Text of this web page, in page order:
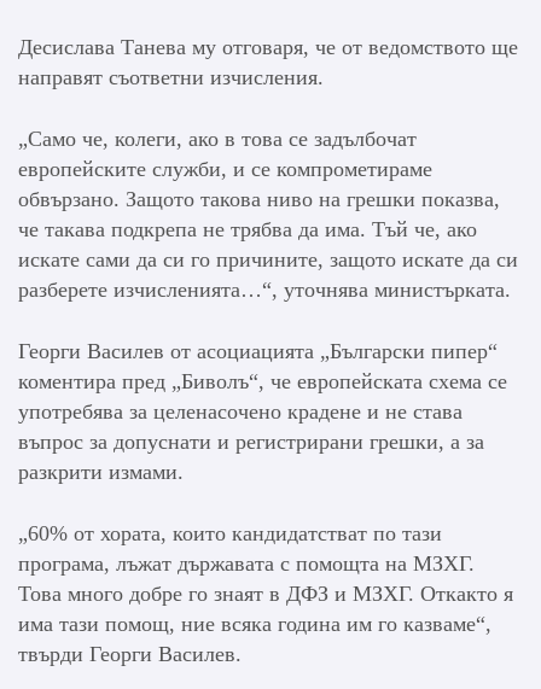
Десислава Танева му отговаря, че от ведомството ще
направят съответни изчисления.
„Само че, колеги, ако в това се задълбочат
европейските служби, и се компрометираме
обвързано. Защото такова ниво на грешки показва,
че такава подкрепа не трябва да има. Тъй че, ако
искате сами да си го причините, защото искате да си
разберете изчисленията…“, уточнява министърката.
Георги Василев от асоциацията „Български пипер“
коментира пред „Биволъ“, че европейската схема се
употребява за целенасочено крадене и не става
въпрос за допуснати и регистрирани грешки, а за
разкрити измами.
„60% от хората, които кандидатстват по тази
програма, лъжат държавата с помощта на МЗХГ.
Това много добре го знаят в ДФЗ и МЗХГ. Откакто я
има тази помощ, ние всяка година им го казваме“,
твърди Георги Василев.